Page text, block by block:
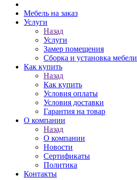
Мебель на заказ
Услуги
Назад
Услуги
Замер помещения
Сборка и установка мебели
Как купить
Назад
Как купить
Условия оплаты
Условия доставки
Гарантия на товар
О компании
Назад
О компании
Новости
Сертификаты
Политика
Контакты